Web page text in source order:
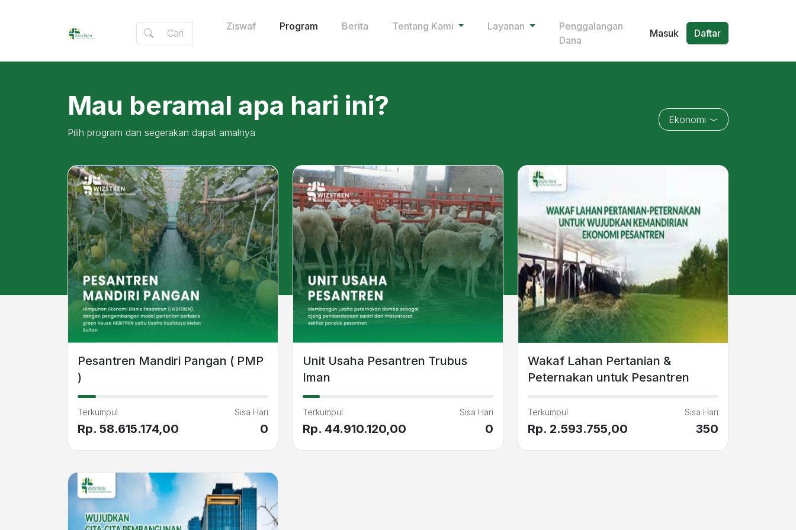
Ziswaf Program Berita Tentang Kami Layanan
Penggalangan
Dana
Masuk Daftar
Mau beramal apa hari ini?
Pilih program dan segerakan dapat amalnya
Ekonomi
Pesantren Mandiri Pangan ( PMP
)
Terkumpul
Rp. 58.615.174,00
Sisa Hari
0
Unit Usaha Pesantren Trubus
Iman
Terkumpul
Rp. 44.910.120,00
Sisa Hari
0
Wakaf Lahan Pertanian &
Peternakan untuk Pesantren
Terkumpul
Rp. 2.593.755,00
Sisa Hari
350